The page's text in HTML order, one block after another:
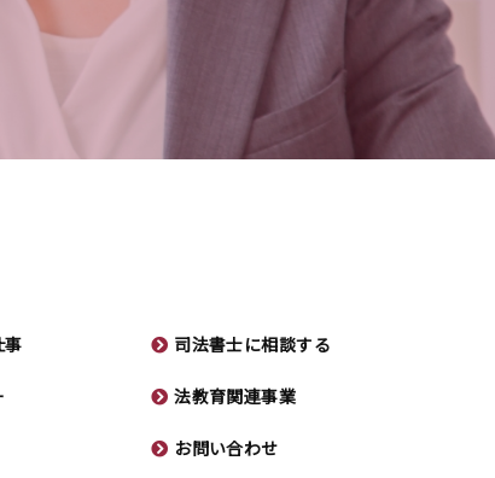
事 司法書士に相談する
法教育関連事業
お問い合わせ